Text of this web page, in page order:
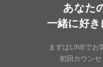
あなた
一緒に好
まずはLINEでお
初回カウンセ